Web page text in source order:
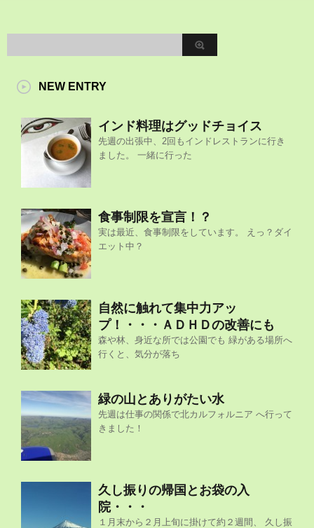
NEW ENTRY
インド料理はグッドチョイス
先週の出張中、2回もインドレストランに行き
ました。 一緒に行った
食事制限を宣言！？
実は最近、食事制限をしています。 えっ？ダイ
エット中？
自然に触れて集中力アッ
プ！・・・ＡＤＨＤの改善にも
森や林、身近な所では公園でも 緑がある場所へ
行くと、気分が落ち
緑の山とありがたい水
先週は仕事の関係で北カルフォルニア へ行って
きました！
久し振りの帰国とお袋の入
院・・・
１月末から２月上旬に掛けて約２週間、 久し振